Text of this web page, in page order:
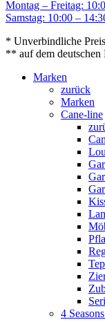
Montag – Freitag:
Samstag: 10:00 –
* Unverbindliche
** auf dem deutschen
Marken
zurück
Marken
Cane-line
4